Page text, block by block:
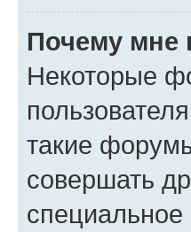
Почему мне
Некоторые
такие
совершать